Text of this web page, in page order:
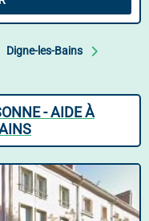
Digne-les-Bains
- AIDE À